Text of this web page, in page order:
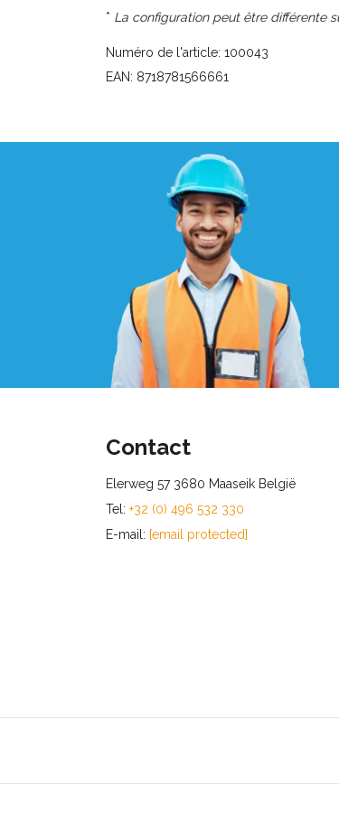
* La configuration peut être différente
Numéro de l'article: 100043
EAN: 8718781566661
Contact
Elerweg 57 3680 Maaseik België
Tel: +32 (0) 496 532 330
E-mail: [email protected]